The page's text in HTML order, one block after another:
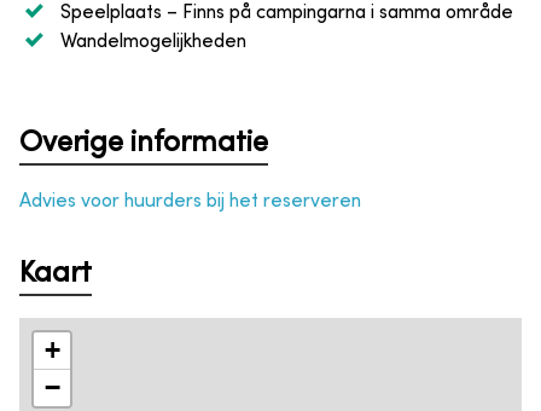
Speelplaats – Finns på campingarna i samma område
Wandelmogelijkheden
Overige informatie
Advies voor huurders bij het reserveren
Kaart
+
−